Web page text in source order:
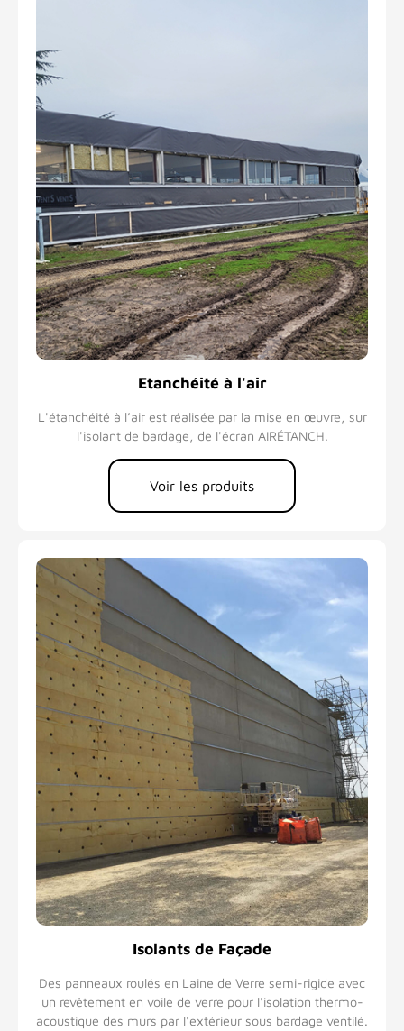
Etanchéité à l'air
L'étanchéité à l’air est réalisée par la mise en œuvre, sur
l'isolant de bardage, de l'écran AIRÉTANCH.
Voir les produits
Isolants de Façade
Des panneaux roulés en Laine de Verre semi-rigide avec
un revêtement en voile de verre pour l'isolation thermo-
acoustique des murs par l'extérieur sous bardage ventilé.